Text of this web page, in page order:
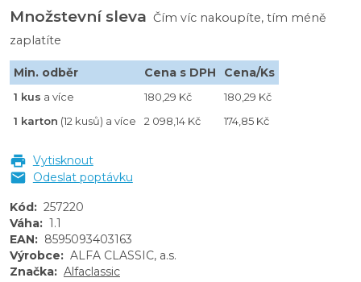
Množstevní sleva Čím víc nakoupíte, tím méně
zaplatíte
Min. odběr Cena s DPH Cena/Ks
1 kus a více 180,29 Kč
180,29 Kč
1 karton (12 kusů) a více 2 098,14 Kč 174,85 Kč
Vytisknout
Odeslat poptávku
Kód: 257220
Váha: 1.1
EAN: 8595093403163
Výrobce: ALFA CLASSIC, a.s.
Značka: Alfaclassic